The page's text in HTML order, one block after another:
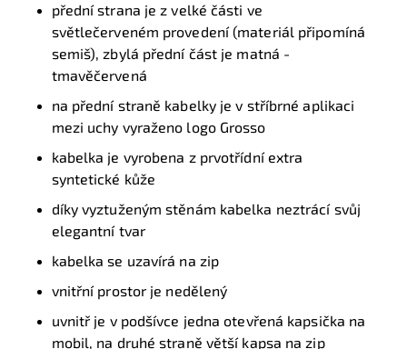
přední strana je z velké části ve
světlečerveném provedení (materiál připomíná
semiš), zbylá přední část je matná -
tmavěčervená
na přední straně kabelky je v stříbrné aplikaci
mezi uchy vyraženo logo Grosso
kabelka je vyrobena z prvotřídní extra
syntetické kůže
díky vyztuženým stěnám kabelka neztrácí svůj
elegantní tvar
kabelka se uzavírá na zip
vnitřní prostor je nedělený
uvnitř je v podšívce jedna otevřená kapsička na
mobil, na druhé straně větší kapsa na zip